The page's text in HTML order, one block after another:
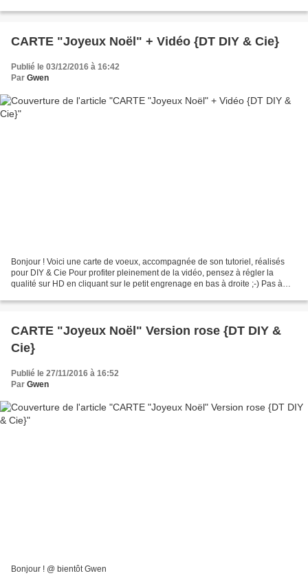
CARTE "Joyeux Noël" + Vidéo {DT DIY & Cie}
Publié le 03/12/2016 à 16:42
Par Gwen
Bonjour ! Voici une carte de voeux, accompagnée de son tutoriel, réalisés
pour DIY & Cie Pour profiter pleinement de la vidéo, pensez à régler la
qualité sur HD en cliquant sur le petit engrenage en bas à droite ;-) Pas à
CARTE "Joyeux Noël" Version rose {DT DIY &
Cie}
Publié le 27/11/2016 à 16:52
Par Gwen
Bonjour ! @ bientôt Gwen